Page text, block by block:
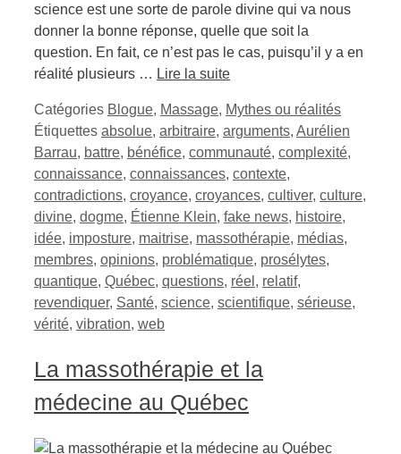
science est une sorte de parole divine qui va nous
donner la bonne réponse, quelle que soit la
question. En fait, ce n’est pas le cas, puisqu’il y a en
réalité plusieurs … Lire la suite
Catégories Blogue, Massage, Mythes ou réalités
Étiquettes absolue, arbitraire, arguments, Aurélien
Barrau, battre, bénéfice, communauté, complexité,
connaissance, connaissances, contexte,
contradictions, croyance, croyances, cultiver, culture,
divine, dogme, Étienne Klein, fake news, histoire,
idée, imposture, maitrise, massothérapie, médias,
membres, opinions, problématique, prosélytes,
quantique, Québec, questions, réel , relatif,
revendiquer, Santé, science, scientifique, sérieuse,
vérité, vibration, web
La massothérapie et la
médecine au Québec